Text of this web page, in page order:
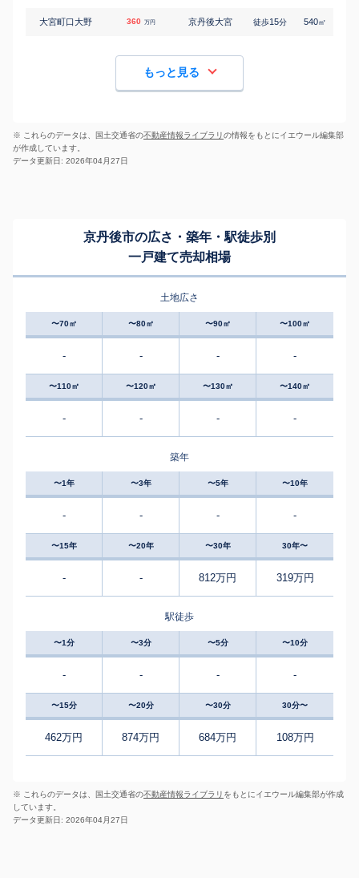
大宮町口大野 360 万円 京丹後大宮 徒歩15分 540㎡
もっと見る
※ これらのデータは、国土交通省の不動産情報ライブラリの情報をもとにイエウール編集部
が作成しています。
データ更新日: 2026年04月27日
京丹後市の広さ・築年・駅徒歩別
一戸建て売却相場
土地広さ
〜70㎡ 〜80㎡ 〜90㎡ 〜100㎡
- - - -
〜110㎡ 〜120㎡ 〜130㎡ 〜140㎡
- - - -
築年
〜1年 〜3年 〜5年 〜10年
- - - -
〜15年 〜20年 〜30年 30年〜
- - 812万円 319万円
駅徒歩
〜1分 〜3分 〜5分 〜10分
- - - -
〜15分 〜20分 〜30分 30分〜
462万円 874万円 684万円 108万円
※ これらのデータは、国土交通省の不動産情報ライブラリ をもとにイエウール編集部が作成
しています。
データ更新日: 2026年04月27日